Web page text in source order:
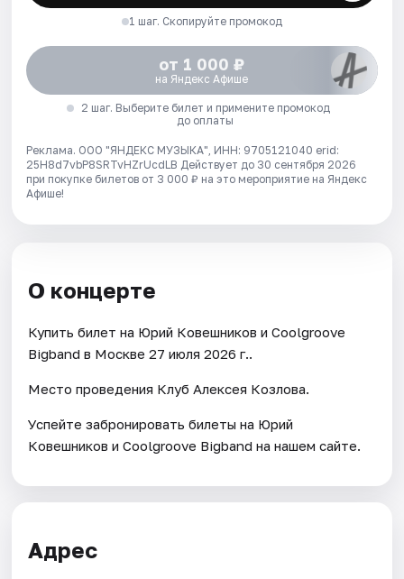
1 шаг. Скопируйте промокод
от 1 000 ₽
на Яндекс Афише
2 шаг. Выберите билет и примените промокод
до оплаты
Реклама. ООО "ЯНДЕКС МУЗЫКА", ИНН: 9705121040 erid:
25H8d7vbP8SRTvHZrUcdLB Действует до 30 сентября 2026
при покупке билетов от 3 000 ₽ на это мероприятие на Яндекс
Афише!
О концерте
Купить билет на Юрий Ковешников и Coolgroove
Bigband в Москве 27 июля 2026 г..
Место проведения Клуб Алексея Козлова.
Успейте забронировать билеты на Юрий
Ковешников и Coolgroove Bigband на нашем сайте.
Адрес